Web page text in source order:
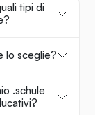
tipi di
lo sceglie?
.schule